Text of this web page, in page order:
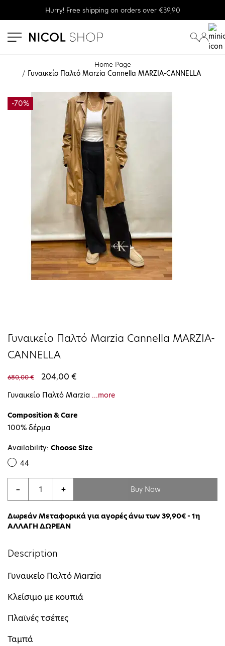
Hurry! Free shipping on orders over €39,90
Home Page
Γυναικείο Παλτό Μarzia Cannella MARZIA-CANNELLA
-70%
Γυναικείο Παλτό Μarzia Cannella MARZIA-
CANNELLA
680,00 € 204,00 €
Γυναικείο Παλτό Μarzia ...more
Composition & Care
100% δέρμα
Availability: Choose Size
44
− + Buy Now
Δωρεάν Μεταφορικά για αγορές άνω των 39,90€ - 1η
ΑΛΛΑΓΗ ΔΩΡΕΑΝ
Description
Γυναικείο Παλτό Μarzia
Κλείσιμο με κουπιά
Πλαϊνές τσέπες
Ταμπά